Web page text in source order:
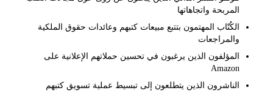
المربحة واتجاهاتها
الكُتّاب المهتمون بتتبع مبيعات كتبهم وعائدات حقوق الملكية
والمراجعات
المؤلفون الذين يرغبون في تحسين حملاتهم الإعلانية على
الناشرون الذين يتطلعون إلى تبسيط عملية تسويق كتبهم